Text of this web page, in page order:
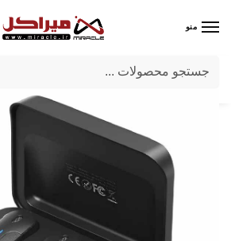
منو
میراکل/کامپیوتر/قطعات جانبی